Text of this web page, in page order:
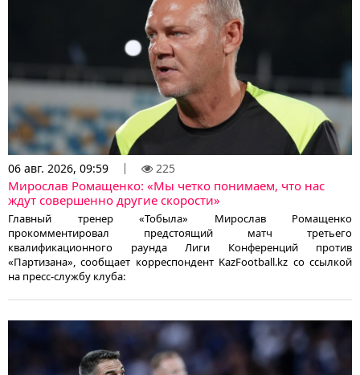
06 авг. 2026, 09:59 225
Мирослав Ромащенко: «Мы четко понимаем, что нас
ждут совершенно другие скорости»
Главный тренер «Тобыла» Мирослав Ромащенко
прокомментировал предстоящий матч третьего
квалификационного раунда Лиги Конференций против
«Партизана», сообщает корреспондент KazFootball.kz со ссылкой
на пресс-службу клуба: